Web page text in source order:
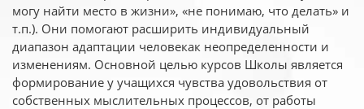
могу найти место в жизни», «не понимаю, что делать» и
т.п.). Они помогают расширить индивидуальный
диапазон адаптации человекак неопределенности и
изменениям. Основной целью курсов Школы является
формирование у учащихся чувства удовольствия от
собственных мыслительных процессов, от работы